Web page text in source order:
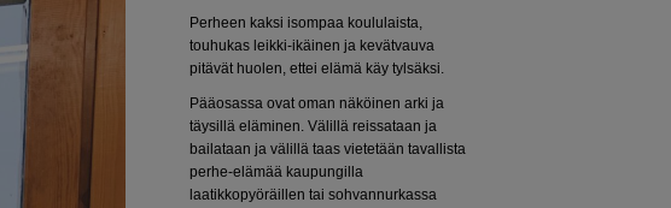
Perheen kaksi isompaa koululaista,
touhukas leikki-ikäinen ja kevätvauva
pitävät huolen, ettei elämä käy tylsäksi.
Pääosassa ovat oman näköinen arki ja
täysillä eläminen. Välillä reissataan ja
bailataan ja välillä taas vietetään tavallista
perhe-elämää kaupungilla
laatikkopyöräillen tai sohvannurkassa